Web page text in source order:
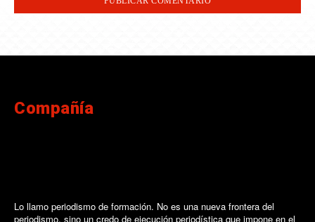
Compañía
Lo llamo periodismo de formación. No es una nueva frontera del
periodismo, sino un credo de ejecución periodística que impone en el